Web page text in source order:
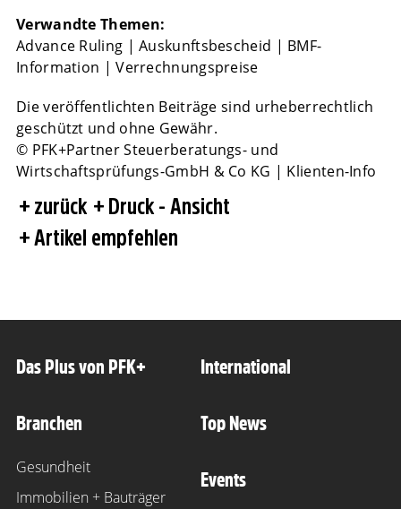
Verwandte Themen:
Advance Ruling |Auskunftsbescheid | BMF-
Information |Verrechnungspreise
Die veröffentlichten Beiträge sind urheberrechtlich
geschützt und ohne Gewähr.
© PFK+Partner Steuerberatungs- und
Wirtschaftsprüfungs-GmbH & Co KG | Klienten-Info
zurück
Druck - Ansicht
Artikel empfehlen
Das Plus von PFK+
Branchen
Gesundheit
Immobilien + Bauträger
International
Top News
Events